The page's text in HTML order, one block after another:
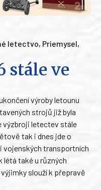
letectvo, Priemysel,
stále ve
výroby letounu
strojů již byla
výzbroji letectev stále
tak i dnes jde o
transportních
létá také u různých
slouží k přepravě